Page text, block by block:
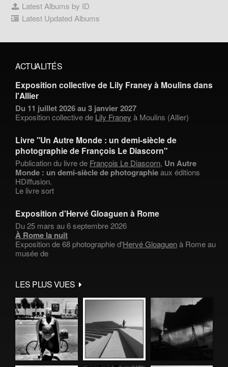
Latest Albums by ID
Latest Updated Albums
ACTUALITÉS
Exposition collective de Lily Franey à Moulins dans
l'Allier
Du 11 juillet 2026 au 3 janvier 2027
Exposition collective de Lily Franey à Moulins (Allier)
Livre "Un Autre Monde : un demi-siècle de
photographie de François Le Diascorn"
Publication du livre de François Le Diascorn, Un Autre
Monde : un demi-siècle de photographieaux éditions
HDiffusion.
Le livre sort
Exposition d'Hervé Gloaguen à Rome
Du 25 mars au 6 septembre 2026
À Rome la nuit
Exposition de 68 photographie d'Hervé Gloaguenà Rome au
musée de
LES PLUS VUES